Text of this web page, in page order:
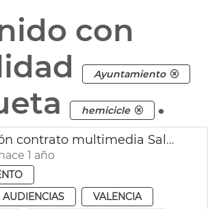
con
Ayuntamiento
hemicicle .
Adjudicación contrato multimedia Salón de Plenos Ayuntamiento València
1 año
VALENCIA